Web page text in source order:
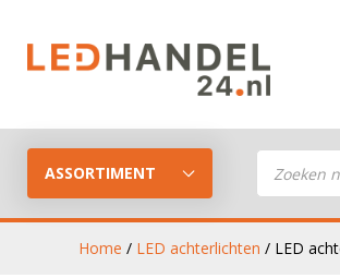
ASSORTIMENT
Producten
zoeken
Home / LED achterlichten / LED